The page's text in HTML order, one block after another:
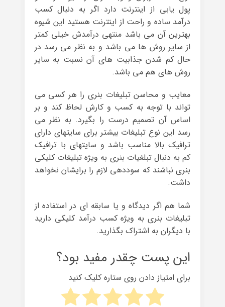
پول یابی از اینترنت دارد اگر به دنبال کسب
درآمد ساده و راحت از اینترنت هستید این شیوه
بهترین آن می باشد منتهی درآمدش خیلی کمتر
از سایر روش ها می باشد و به نظر می رسد در
حال کم شدن جذابیت های آن نسبت به سایر
روش های هم می باشد.
معایب و محاسن تبلیغات بنری را هر کسی می
تواند با توجه به کسب و کارش لحاظ کند و بر
اساس آن تصمیم درست را بگیرد. به نظر می
رسد این نوع تبلیغات بیشتر برای سایتهای دارای
ترافیک بالا مناسب باشد و سایتهای با ترافیک
کم به دنبال تبلغیات بنری به ویژه تبلیغات کلیکی
بنری نباشند که سوددهی لازم را برایشان نخواهد
داشت.
شما هم اگر دیدگاه و یا سابقه ای در استفاده از
تبلیغات بنری به ویژه کسب درآمد کلیکی دارید
با دیگران به اشتراک بگذارید.
این پست چقدر مفید بود؟
برای امتیاز دادن روی ستاره کلیک کنید